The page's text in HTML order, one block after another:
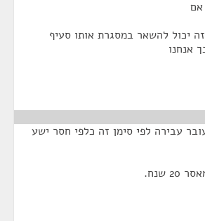
אם
יכול להשאר במסגרת אותו סעיף
אנחנו
העובר עבירה לפי סימן זה כלפי חסר ישע
שנח.